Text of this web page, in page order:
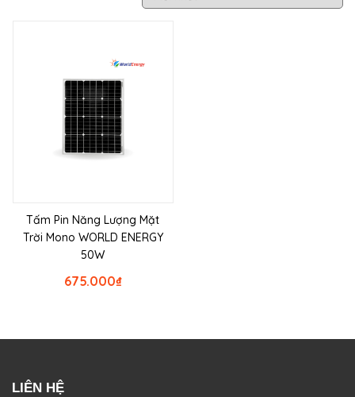
Tấm Pin Năng Lượng Mặt
Trời Mono WORLD ENERGY
50W
₫
675.000
LIÊN HỆ